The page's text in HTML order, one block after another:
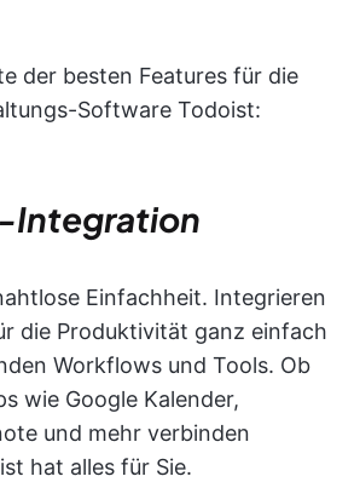
der besten Features für die
Software Todoist:
Integration
Einfachheit. Integrieren
die Produktivität ganz einfach
Workflows und Tools. Ob
wie Google Kalender,
und mehr verbinden
hat alles für Sie.